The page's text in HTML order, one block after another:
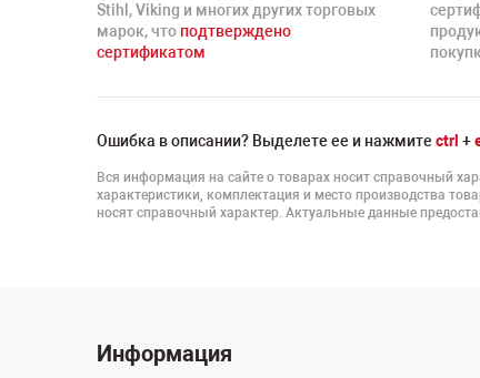
Stihl, Viking и многих других торговых
марок, что подтверждено
сертификатом
Ошибка в описании? Выделете ее и нажмите ctrl +
Вся информация на сайте о товарах носит справочный
характеристики, комплектация и место производства
носят справочный характер. Актуальные данные
Информация